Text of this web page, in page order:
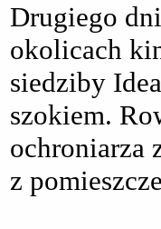
Drugiego
okolicach
siedziby
szokiem.
ochroniarza
z